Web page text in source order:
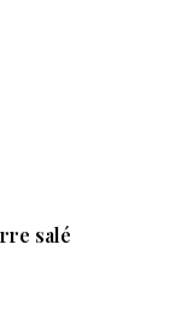
salé